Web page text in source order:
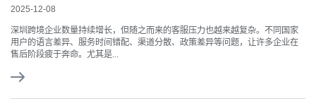
2025-12-08
深圳跨境企业数量持续增长，但随之而来的客服压力也越来越复杂。不同国家
用户的语言差异、服务时间错配、渠道分散、政策差异等问题，让许多企业在
售后阶段疲于奔命。尤其是...